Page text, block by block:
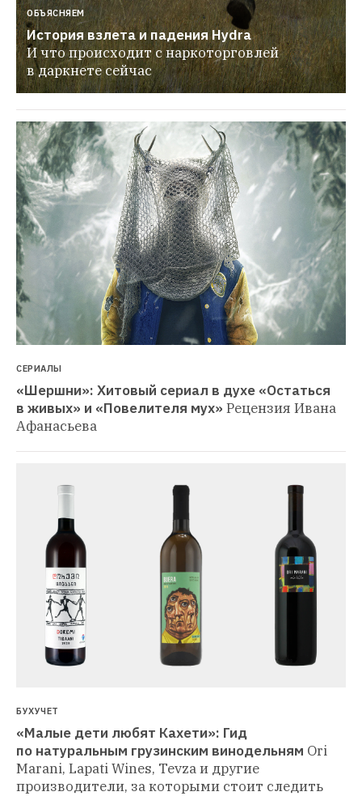
ОБЪЯСНЯЕМ
История взлета и падения Hydra
И что происходит с наркоторговлей
в даркнете сейчас
СЕРИАЛЫ
«Шершни»: Хитовый сериал в духе «Остаться
в живых» и «Повелителя мух» Рецензия Ивана
Афанасьева
БУХУЧЕТ
«Малые дети любят Кахети»: Гид
по натуральным грузинским винодельням Ori
Marani, Lapati Wines, Tevza и другие
производители, за которыми стоит следить